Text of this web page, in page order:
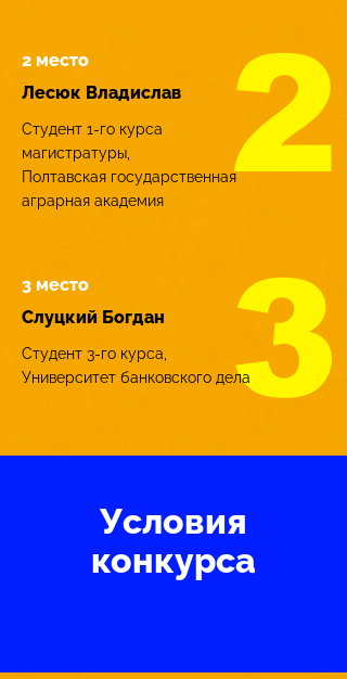
2
2 место
Студент 1-го курса
магистратуры,
Полтавская государственная
аграрная академия
Лесюк Владислав
3
3 место
Студент 3-го курса,
Университет банковского дела
Слуцкий Богдан
Условия
конкурса